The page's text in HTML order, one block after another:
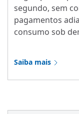
segundo, sem
pagamentos
consumo sob
Saiba mais